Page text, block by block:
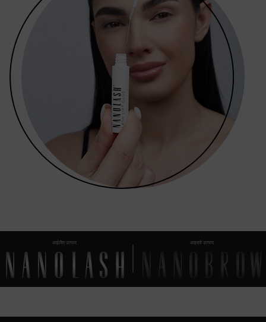
आईलैश उत्पाद आइब्रो उत्पाद